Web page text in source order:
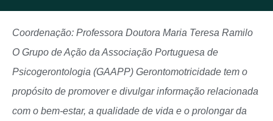
Coordenação: Professora Doutora Maria Teresa Ramilo
O Grupo de Ação da Associação Portuguesa de
Psicogerontologia (GAAPP) Gerontomotricidade tem o
propósito de promover e divulgar informação relacionada
com o bem-estar, a qualidade de vida e o prolongar da